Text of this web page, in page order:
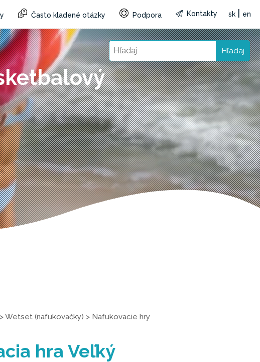
Často kladené otázky Podpora Kontakty sk en
Hľadaj
>Wetset (nafukovačky) > Nafukovacie hry
hra Veľký